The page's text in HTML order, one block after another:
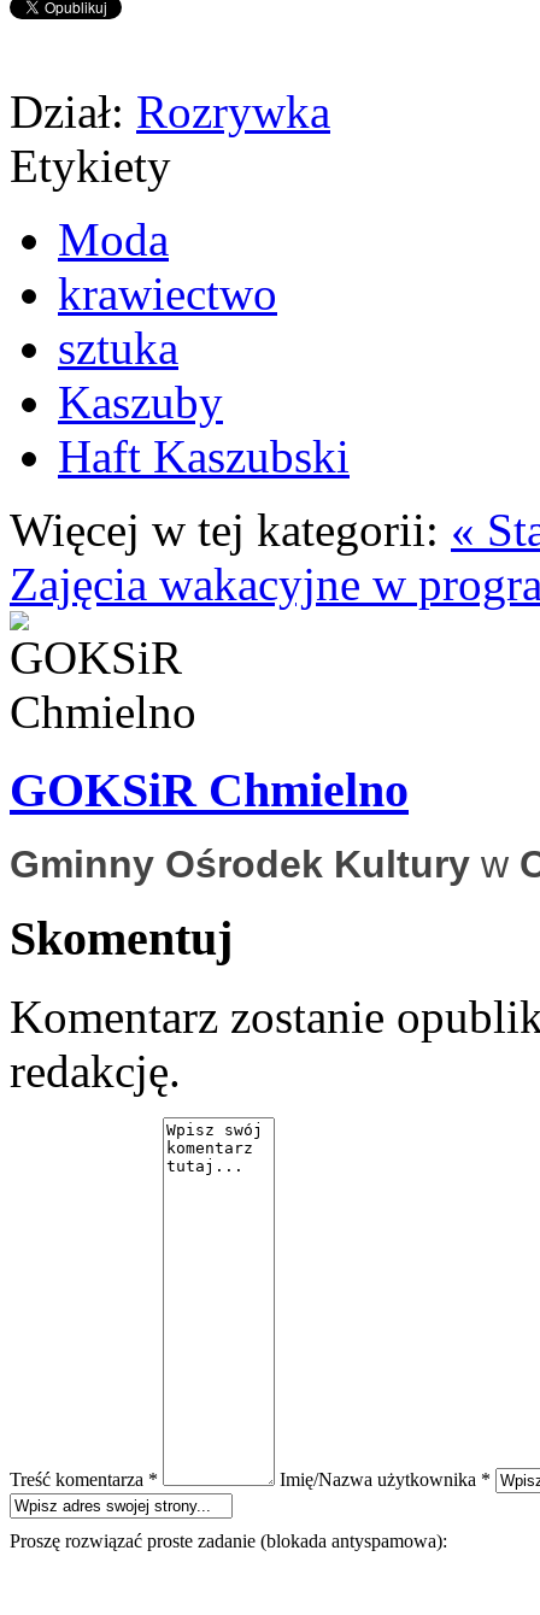
Dział: Rozrywka
Etykiety
Moda
krawiectwo
sztuka
Kaszuby
Haft Kaszubski
Więcej w tej kategorii: «
Zajęcia wakacyjne w
GOKSiR Chmielno
Gminny Ośrodek Kultury w
Skomentuj
Komentarz zostanie
redakcję.
Treść komentarza * Imię/Nazwa użytkownika *
Proszę rozwiązać proste zadanie (blokada antyspamowa):